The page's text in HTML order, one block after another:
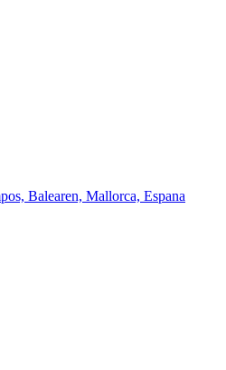
Balearen, Mallorca, Espana